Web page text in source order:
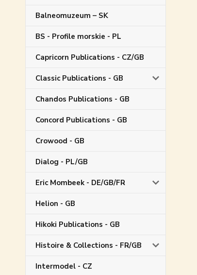
Balneomuzeum – SK
BS - Profile morskie - PL
Capricorn Publications - CZ/GB
Classic Publications - GB
Chandos Publications - GB
Concord Publications - GB
Crowood - GB
Dialog - PL/GB
Eric Mombeek - DE/GB/FR
Helion - GB
Hikoki Publications - GB
Histoire & Collections - FR/GB
Intermodel - CZ